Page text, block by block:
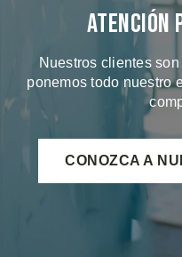
Atención
Nuestros clientes
ponemos todo nuestro
CONOZCA A